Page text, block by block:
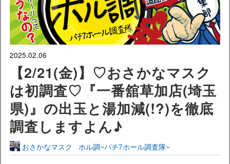
2025.02.06
【2/21(金)】♡おさかなマスク
は初調査♡『一番舘草加店(埼玉
県)』の出玉と湯加減(!?)を徹底
調査しますよん♪
おさかなマスク ホル調~パチ7ホール調査隊~